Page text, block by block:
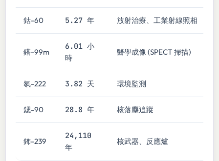
鈷-60 5.27 年 放射治療、工業射線照相
鎝-99m
6.01 小
時
醫學成像 (SPECT 掃描)
氡-222 3.82 天 環境監測
鍶-90 28.8 年 核落塵追蹤
鈽-239
24,110
年
核武器、反應爐